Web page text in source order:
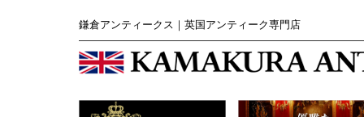
鎌倉アンティークス｜英国アンティーク専門店